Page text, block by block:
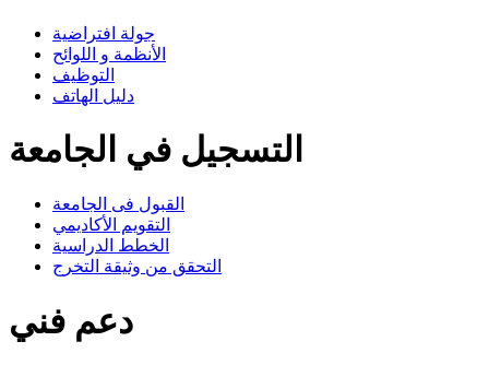
جولة افتراضية
الأنظمة و اللوائح
التوظيف
دليل الهاتف
التسجيل في الجامعة
القبول فى الجامعة
التقويم الأكاديمي
الخطط الدراسية
التحقق من وثيقة التخرج
دعم فني